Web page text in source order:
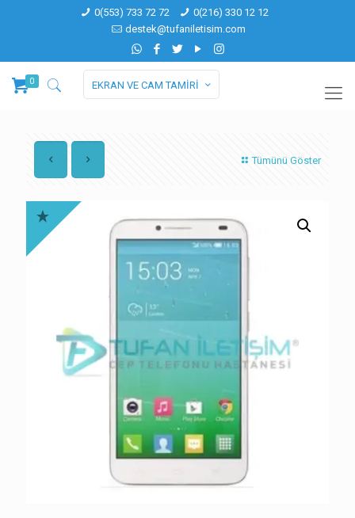
0(553) 733 72 72
0(216) 330 12 12
destek@tufaniletisim.com
0 EKRAN VE CAM TAMİRİ
Tümünü Göster